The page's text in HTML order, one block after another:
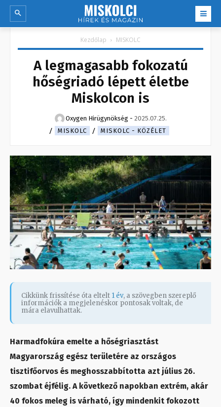
Kezdőlap MISKOLC
A legmagasabb fokozatú
hőségriadó lépett életbe
Miskolcon is
Oxygen Hirügynökség - 2025.07.25.
MISKOLC
MISKOLC - KÖZÉLET
Cikkünk frissítése óta eltelt 1 év, a szövegben szereplő
információk a megjelenéskor pontosak voltak, de
mára elavulhattak.
Harmadfokúra emelte a hőségriasztást
Magyarország egész területére az országos
tisztifőorvos és meghosszabbította azt július 26.
szombat éjfélig. A következő napokban extrém, akár
40 fokos meleg is várható, így mindenkit fokozott